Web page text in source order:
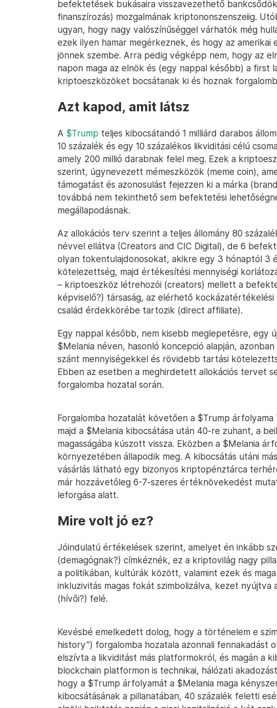
befektetések bukásaira visszavezethető
finanszírozás) mozgalmának kriptononszenszeiig.
ugyan, hogy nagy valószínűséggel várhatók még
ezek ilyen hamar megérkeznek, és hogy az amerikai
jönnek szembe. Arra pedig végképp nem, hogy az
napon maga az elnök és (egy nappal később) a first
kriptoeszközöket bocsátanak ki és hoznak
Azt kapod, amit látsz
A $Trump teljes kibocsátandó 1 milliárd darabos
10 százalék és egy 10 százalékos likviditási célú
amely 200 millió darabnak felel meg. Ezek a
szerint, úgynevezett mémeszközök (meme coin),
támogatást és azonosulást fejezzen ki a márka
továbbá nem tekinthető sem befektetési
megállapodásnak.
Az allokációs terv szerint a teljes állomány 80
névvel ellátva (Creators and CIC Digital), de 6
olyan tokentulajdonosokat, akikre egy 3 hónaptól 3
kötelezettség, majd értékesítési mennyiségi
– kriptoeszköz létrehozói (creators) mellett a
képviselő?) társaság, az elérhető
család érdekkörébe tartozik (direct affiliate).
Egy nappal később, nem kisebb meglepetésre, egy
$Melania néven, hasonló koncepció alapján,
szánt mennyiségekkel és rövidebb tartási
Ebben az esetben a meghirdetett allokációs tervet
forgalomba hozatal során.
Forgalomba hozatalát követően a $Trump
majd a $Melania kibocsátása után 40-re zuhant, a
magasságába kúszott vissza. Eközben a $Melania
környezetében állapodik meg. A kibocsátás utáni
vásárlás látható egy bizonyos kriptopénztárca
már hozzávetőleg 6-7-szeres értéknövekedést
leforgása alatt.
Mire volt jó ez?
Jóindulatú értékelések szerint, amelyet én inkább
(demagógnak?) címkéznék, ez a kriptovilág nagy
a politikában, kultúrák között, valamint ezek és
inkluzivitás magas fokát szimbolizálva, kezet nyújtva
(hívői?) felé.
Kevésbé emelkedett dolog, hogy a történelem e
history”) forgalomba hozatala azonnali fennakadást
elszívta a likviditást más platformokról, és magán a
blockchain platformon is technikai, hálózati
hogy a $Trump árfolyamát a $Melania maga
kibocsátásának a pillanatában, 40 százalék feletti